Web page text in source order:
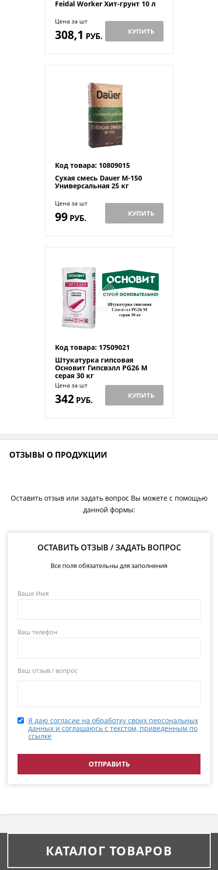
Feidal Worker Хит-грунт 10 л
Цена за шт
308,1 РУБ. КУПИТЬ
Код товара: 10809015
Сухая смесь Dauer М-150
Универсальная 25 кг
Цена за шт
99РУБ. КУПИТЬ
Код товара: 17509021
Штукатурка гипсовая
Основит Гипсвэлл PG26 M
серая 30 кг
Цена за шт
342РУБ. КУПИТЬ
ОТЗЫВЫ О ПРОДУКЦИИ
Оставить отзыв или задать вопрос Вы можете с помощью
данной формы:
ОСТАВИТЬ ОТЗЫВ / ЗАДАТЬ ВОПРОС
Все поля обязательны для заполнения
Ваше Имя
Ваш телефон
Ваш отзыв / вопрос
Я даю согласие на обработку своих персональных
данных и соглашаюсь с текстом, приведенным по
ссылке
КАТАЛОГ ТОВАРОВ